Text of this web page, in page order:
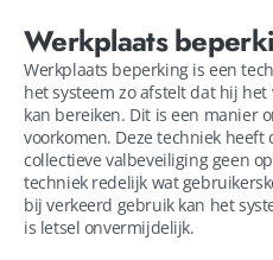
Werkplaats
Werkplaats beperking is een
het systeem zo afstelt dat hij
kan bereiken. Dit is een manier
voorkomen. Deze techniek
collectieve valbeveiliging geen
techniek redelijk wat
bij verkeerd gebruik kan het
is letsel onvermijdelijk.